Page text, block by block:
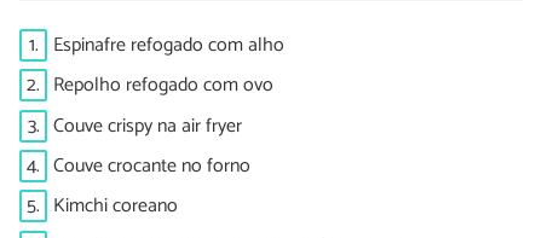
1. Espinafre refogado com alho
2. Repolho refogado com ovo
3. Couve crispy na air fryer
4. Couve crocante no forno
5. Kimchi coreano